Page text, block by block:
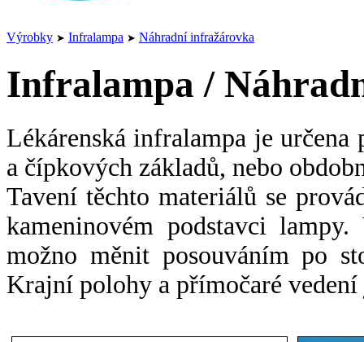
Výrobky ➤ Infralampa ➤ Náhradní infražárovka
Infralampa /
Lékárenská infralampa je
a čípkových základů, nebo
Tavení těchto materiálů se
kameninovém podstavci
možno měnit posouváním po
Krajní polohy a přímočaré